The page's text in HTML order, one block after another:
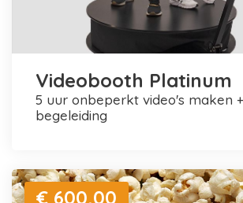
Videobooth Platinum
5 uur onbeperkt video's maken + personele
begeleiding
€ 600,00